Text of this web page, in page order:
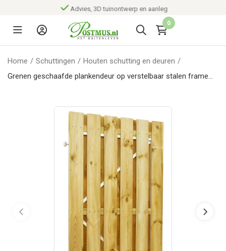
Advies, 3D tuinontwerp en aanleg
0
Home / Schuttingen / Houten schutting en deuren /
Grenen geschaafde plankendeur op verstelbaar stalen frame